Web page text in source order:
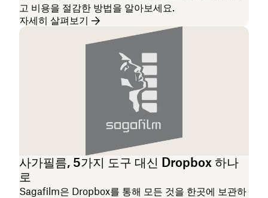
고 비용을 절감한 방법을 알아보세요.
자세히 살펴보기
사가필름, 5가지 도구 대신 Dropbox 하나
로
Sagafilm은 Dropbox를 통해 모든 것을 한곳에 보관하